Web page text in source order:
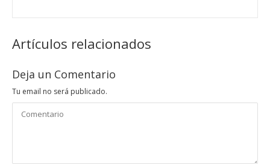
Artículos relacionados
Deja un Comentario
Tu email no será publicado.